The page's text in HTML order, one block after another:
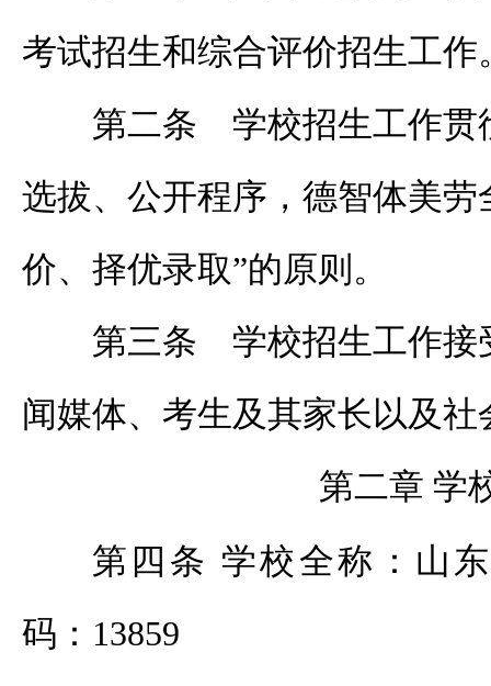
考试招生和综合评价招生工作
第二条 学校招生工作贯
选拔、公开程序，德智体美
价、择优录取”的原则。
第三条 学校招生工作接
闻媒体、考生及其家长以及
第二章 学
第四条 学校全称：山
码： 13859